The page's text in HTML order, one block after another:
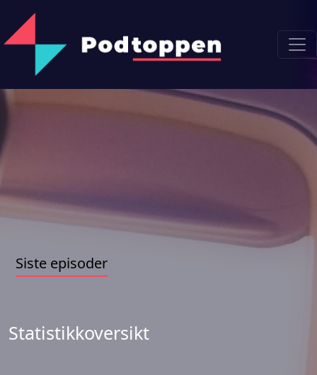
Siste episoder
Statistikkoversikt